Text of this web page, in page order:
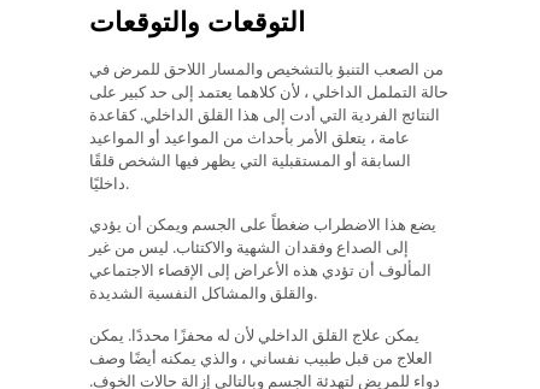
التوقعات والتوقعات
من الصعب التنبؤ بالتشخيص والمسار اللاحق للمرض في
حالة التململ الداخلي ، لأن كلاهما يعتمد إلى حد كبير على
النتائج الفردية التي أدت إلى هذا القلق الداخلي. كقاعدة
عامة ، يتعلق الأمر بأحداث من المواعيد أو المواعيد
السابقة أو المستقبلية التي يظهر فيها الشخص قلقًا
داخليًا.
يضع هذا الاضطراب ضغطاً على الجسم ويمكن أن يؤدي
إلى الصداع وفقدان الشهية والاكتئاب. ليس من غير
المألوف أن تؤدي هذه الأعراض إلى الإقصاء الاجتماعي
والقلق والمشاكل النفسية الشديدة.
يمكن علاج القلق الداخلي لأن له محفزًا محددًا. يمكن
العلاج من قبل طبيب نفساني ، والذي يمكنه أيضًا وصف
دواء للمريض لتهدئة الجسم وبالتالي إزالة حالات الخوف.